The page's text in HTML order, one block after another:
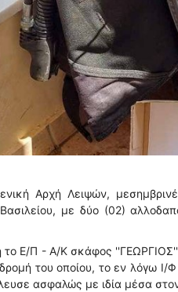
Αρχή Λειψών,
με δύο (02)
το Ε/Π - Α/Κ σκάφος ''ΓΕΩΡΓΙΟΣ''
του οποίου, το εν λόγω
ασφαλώς με ιδία μέσα